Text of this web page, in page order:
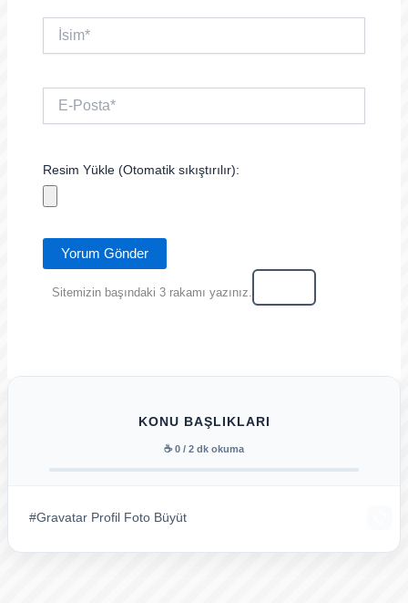
İsim*
Posta*
Resim Yükle (Otomatik sıkıştırılır):
Sitemizin başındaki 3 rakamı yazınız.
KONU BAŞLIKLARI
☕ 0 / 2 dk okuma
#Gravatar Profil Foto Büyüt